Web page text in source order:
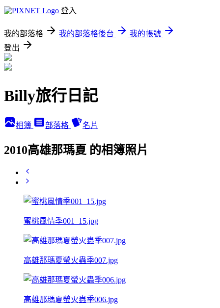
登入
我的部落格 我的部落格後台
我的帳號
登出
Billy旅行日記
相簿 部落格 名片
2010高雄那瑪夏 的相簿照片
蜜桃風情季001_15.jpg
高雄那瑪夏螢火蟲季007.jpg
高雄那瑪夏螢火蟲季006.jpg